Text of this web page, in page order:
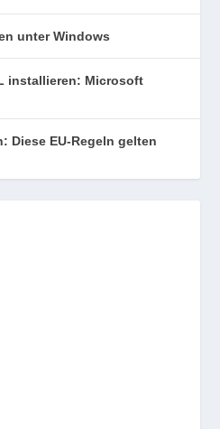
unter Windows
installieren: Microsoft
Diese EU-Regeln gelten